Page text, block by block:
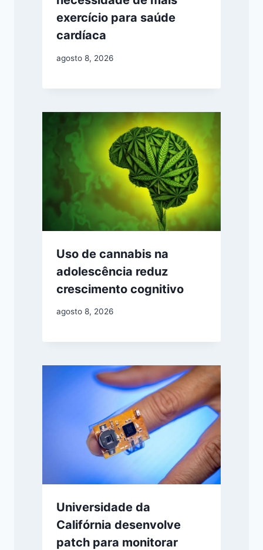
exercício para saúde
cardíaca
agosto 8, 2026
Uso de cannabis na
adolescência reduz
crescimento cognitivo
agosto 8, 2026
Universidade da
Califórnia desenvolve
patch para monitorar